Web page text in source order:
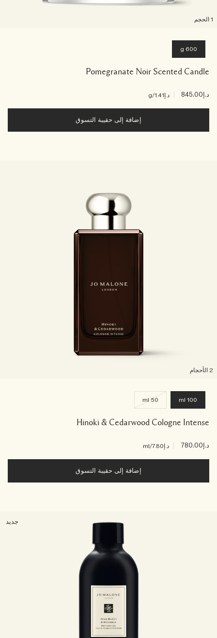
600 g
Pomegranate Noir Scented Candle
د.إ845.00 د.إ1.41 /g
إضافة إلى حقيبة التسوق
100 ml
50 ml
Hinoki & Cedarwood Cologne Intense
د.إ780.00 د.إ7.80 /ml
إضافة إلى حقيبة التسوق
جديد